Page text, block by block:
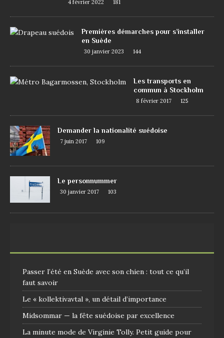
4 février 2022 181
Premières démarches pour s’installer
en Suède
30 janvier 2023 144
Les transports en
commun à Stockholm
8 février 2017 125
Demander la nationalité suédoise
7 juin 2017 109
Le personnummer
30 janvier 2017 103
Passer l’été en Suède avec son chien : tout ce qu’il
faut savoir
Le « kollektivavtal », un détail d’importance
Midsommar — la fête suédoise par excellence
La minute mode de Virginie Tolly. Petit guide pour